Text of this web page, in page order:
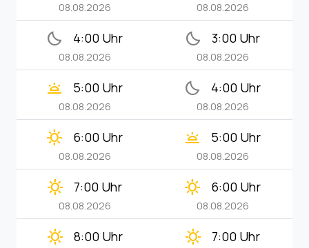
08.08.2026 08.08.2026
bedtime 4:00 Uhr
08.08.2026
bedtime 3:00 Uhr
08.08.2026
wb_twilight 5:00 Uhr
08.08.2026
bedtime 4:00 Uhr
08.08.2026
clear_day 6:00 Uhr
08.08.2026
wb_twilight 5:00 Uhr
08.08.2026
clear_day 7:00 Uhr
08.08.2026
clear_day 6:00 Uhr
08.08.2026
clear_day 8:00 Uhr clear_day 7:00 Uhr